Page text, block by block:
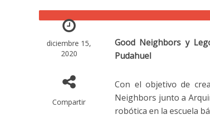
diciembre 15,
2020
Compartir
Good Neighbors y
Pudahuel
Con el objetivo de
Neighbors junto a
robótica en la escuela